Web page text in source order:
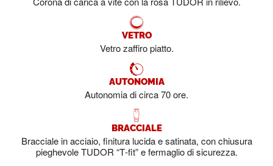
VETRO
Vetro zaffiro piatto.
AUTONOMIA
Autonomia di circa 70 ore.
BRACCIALE
Bracciale in acciaio, finitura lucida e satinata, con chiusura
pieghevole TUDOR “T‑fit” e fermaglio di sicurezza.